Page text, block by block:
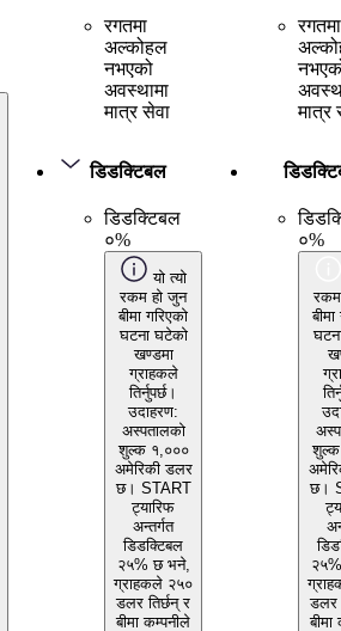
रगतमा
अल्कोहल
नभएको
अवस्थामा
मात्र सेवा
डिडक्टिबल
डिडक्टिबल
०%
यो त्यो
रकम हो जुन
बीमा गरिएको
घटना घटेको
खण्डमा
ग्राहकले
तिर्नुपर्छ।
उदाहरण:
अस्पतालको
शुल्क १,०००
अमेरिकी डलर
छ। START
ट्यारिफ
अन्तर्गत
डिडक्टिबल
२५% छ भने,
ग्राहकले २५०
डलर तिर्छन् र
बीमा कम्पनीले
रगतमा
मात्र
०%
छ।
डलर